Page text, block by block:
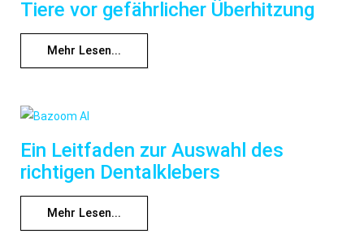
Tiere vor gefährlicher Überhitzung
Mehr Lesen...
Ein Leitfaden zur Auswahl des
richtigen Dentalklebers
Mehr Lesen...